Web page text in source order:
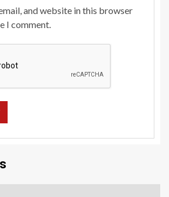
and website in this browser
I comment.